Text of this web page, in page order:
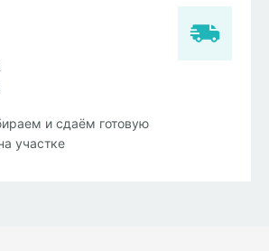
и сдаём готовую
участке